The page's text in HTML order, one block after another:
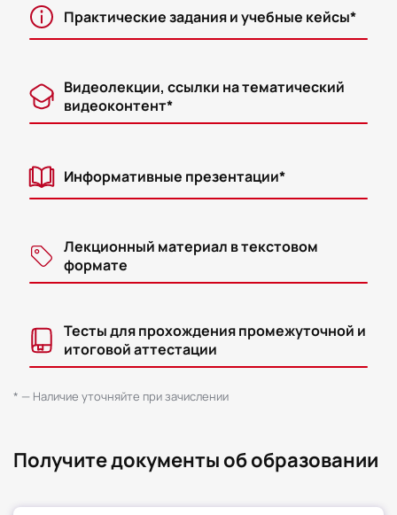
Практические задания и учебные кейсы*
Видеолекции, ссылки на тематический
видеоконтент*
Информативные презентации*
Лекционный материал в текстовом
формате
Тесты для прохождения промежуточной и
итоговой аттестации
* — Наличие уточняйте при зачислении
Получите документы об образовании